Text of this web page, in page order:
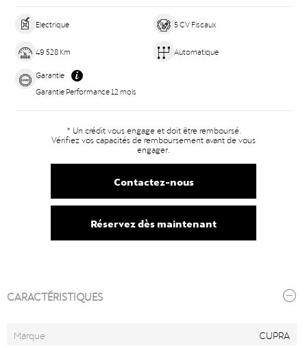
Electrique 5 CV Fiscaux
49 528 Km
Automatique
Garantie
Garantie Performance 12 mois
Réservez dès maintenant
Contactez-nous
* Un crédit vous engage et doit être remboursé.
Vérifiez vos capacités de remboursement avant de vous
engager.
CARACTÉRISTIQUES
Marque
CUPRA